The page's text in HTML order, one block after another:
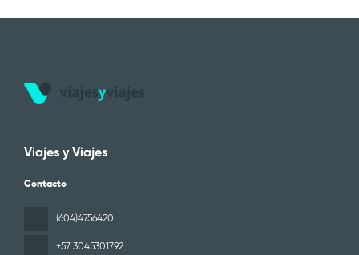
Viajes y Viajes
Contacto
(604)4756420
+57 3045301792